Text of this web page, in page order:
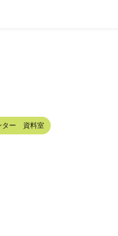
ター 資料室